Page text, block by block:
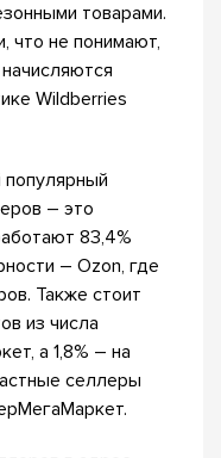
товарами.
что не понимают,
Wildberries
– это
83,4%
– Ozon, где
Также стоит
из числа
а 1,8% – на
селлеры